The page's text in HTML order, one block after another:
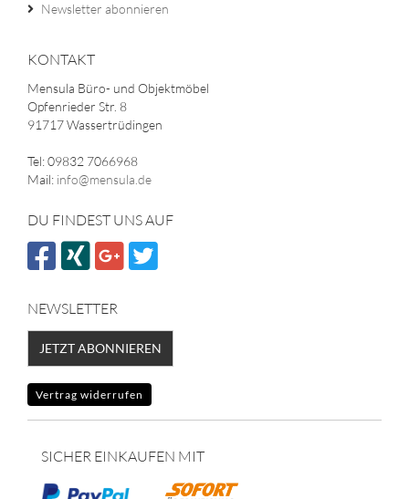
Newsletter abonnieren
KONTAKT
Mensula Büro- und Objektmöbel
Opfenrieder Str. 8
91717 Wassertrüdingen
Tel: 09832 7066968
Mail: info@mensula.de
DU FINDEST UNS AUF
NEWSLETTER
JETZT ABONNIEREN
Vertrag widerrufen
SICHER EINKAUFEN MIT